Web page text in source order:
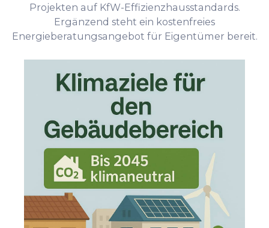
Projekten auf KfW-Effizienzhausstandards.
Ergänzend steht ein kostenfreies
Energieberatungsangebot für Eigentümer bereit.